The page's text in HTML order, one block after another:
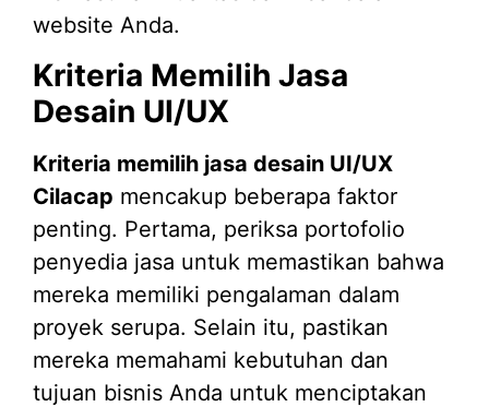
website Anda.
Kriteria Memilih Jasa
Desain UI/UX
Kriteria memilih jasa desain UI/UX
Cilacap mencakup beberapa faktor
penting. Pertama, periksa portofolio
penyedia jasa untuk memastikan bahwa
mereka memiliki pengalaman dalam
proyek serupa. Selain itu, pastikan
mereka memahami kebutuhan dan
tujuan bisnis Anda untuk menciptakan